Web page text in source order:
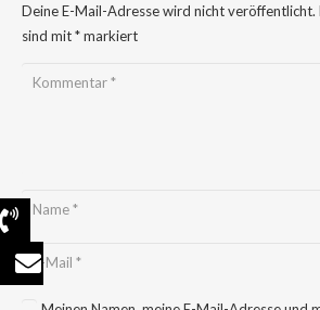
Deine E-Mail-Adresse wird nicht veröffentlicht.
sind mit*markiert